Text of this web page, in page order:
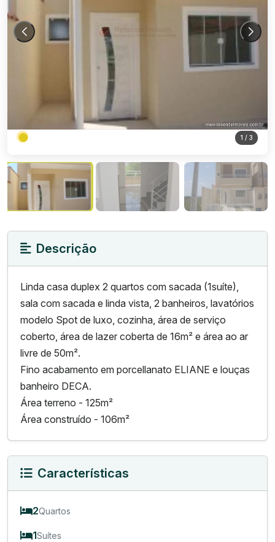
1 / 3
Descrição
Linda casa duplex 2 quartos com sacada (1suíte),
sala com sacada e linda vista, 2 banheiros, lavatórios
modelo Spot de luxo, cozinha, área de serviço
coberto, área de lazer coberta de 16m² e área ao ar
livre de 50m².
Fino acabamento em porcellanato ELIANE e louças
banheiro DECA.
Área terreno - 125m²
Área construído - 106m²
Características
2Quartos
1Suítes